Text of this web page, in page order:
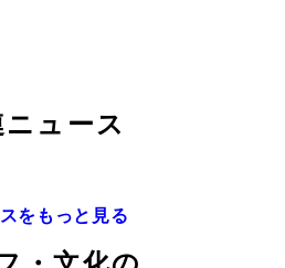
ニュース
をもっと見る